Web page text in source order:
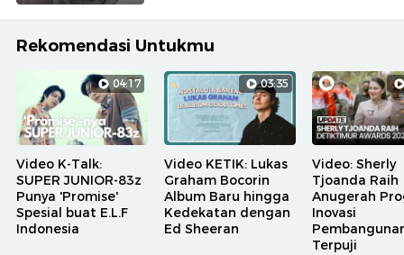
Rekomendasi Untukmu
04:17
Video K-Talk:
SUPER JUNIOR-83z
Punya 'Promise'
Spesial buat E.L.F
Indonesia
03:35
Video KETIK: Lukas
Graham Bocorin
Album Baru hingga
Kedekatan dengan
Ed Sheeran
Video: Sherly
Tjoanda Raih
Anugerah
Inovasi
Terpuji